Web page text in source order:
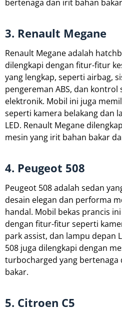
bertenaga dan irit bahan
3. Renault Megane
Renault Megane adalah
dilengkapi dengan fitur-fitur
yang lengkap, seperti airbag,
pengereman ABS, dan kontrol
elektronik. Mobil ini juga
seperti kamera belakang dan
LED. Renault Megane
mesin yang irit bahan bakar
4. Peugeot 508
Peugeot 508 adalah sedan
desain elegan dan performa
handal. Mobil bekas prancis
dengan fitur-fitur seperti
park assist, dan lampu depan
508 juga dilengkapi dengan
turbocharged yang bertenaga
bakar.
5. Citroen C5